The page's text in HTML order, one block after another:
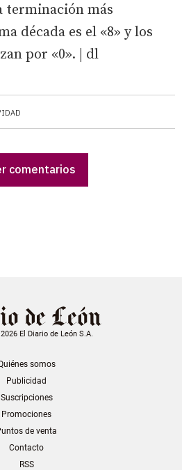
más
década es el «8» y los
por «0». | dl
comentarios
El Diario de León S.A.
somos
Publicidad
Suscripciones
Promociones
de venta
Contacto
RSS